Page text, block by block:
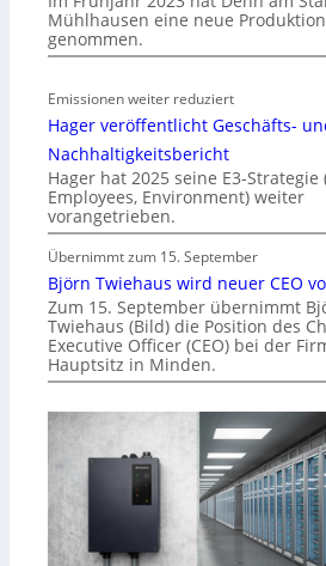
t
ä
i
n
d
e
r
m
m
o
b
i
l
w
Mühlhausen eine neue
genommen.
Emissionen weiter reduziert
Hager veröffentlicht Geschäfts-
Nachhaltigkeitsbericht
Hager hat 2025 seine E3-Strategie
Employees, Environment) weiter
vorangetrieben.
Übernimmt zum 15. September
Björn Twiehaus wird neuer CEO
Zum 15. September übernimmt
Twiehaus (Bild) die Position des
Executive Officer (CEO) bei der
Hauptsitz in Minden.